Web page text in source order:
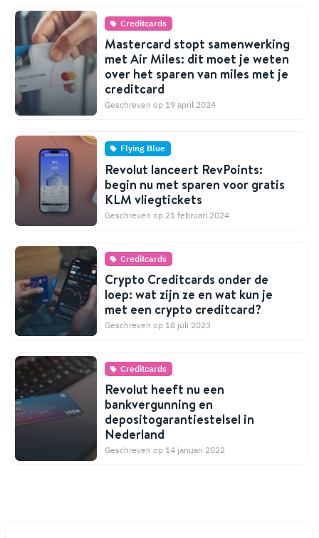
Creditcards
Mastercard stopt samenwerking
met Air Miles: dit moet je weten
over het sparen van miles met je
creditcard
Geschreven op 19 april 2024
Flying Blue
Revolut lanceert RevPoints:
begin nu met sparen voor gratis
KLM vliegtickets
Geschreven op 21 februari 2024
Creditcards
Crypto Creditcards onder de
loep: wat zijn ze en wat kun je
met een crypto creditcard?
Geschreven op 18 juli 2023
Creditcards
Revolut heeft nu een
bankvergunning en
depositogarantiestelsel in
Nederland
Geschreven op 14 januari 2022